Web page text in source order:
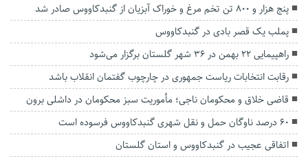
پنج هزار و ۸۰۰ تن تخم مرغ و خوراک آبزیان از گنبدکاووس صادر شد
پملب یک قصر بادی در گنبدکاووس
راهپیمایی ۲۲ بهمن در ۳۶ شهر گلستان برگزار می‌شود
رقابت انتخابات ریاست جمهوری در چارچوب گفتمان انقلاب باشد
قاضی خلاق و محکومان ناجی؛ مأموریت سبز محکومان در داشلی برون
۶۰ درصد ناوگان حمل و نقل شهری گنبدکاووس فرسوده است
اتفاقی عجیب در‌ گنبدکاووس و استان گلستان